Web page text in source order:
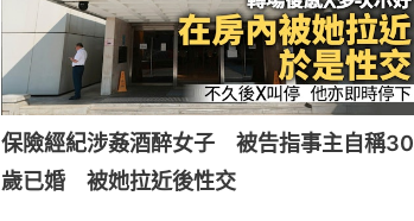
保險經紀涉姦酒醉女子 被告指事主自稱30
歲已婚 被她拉近後性交